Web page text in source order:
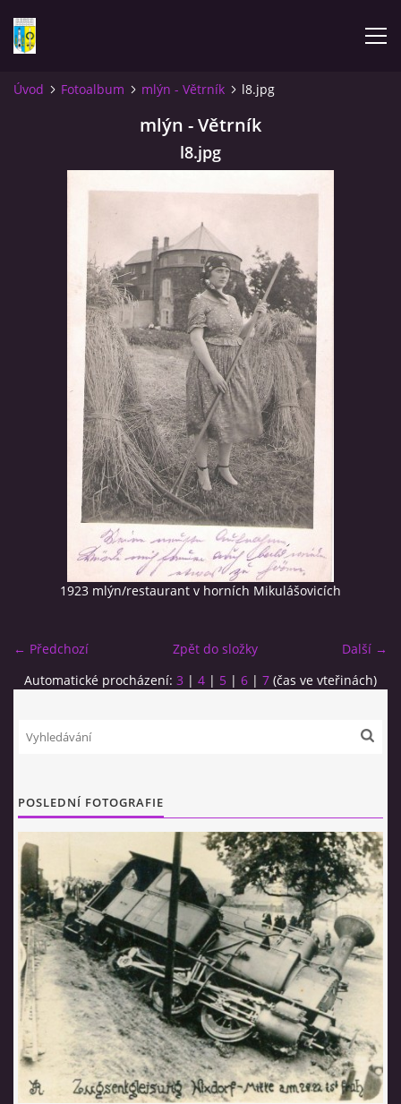
KOMENTÁŘE
KNIHA MIKULÁŠOVICE - NIXDORF
© 2026 eStránky.cz |RSS
Úvod Fotoalbum mlýn - Větrník l8.jpg
mlýn - Větrník
l8.jpg
1923 mlýn/restaurant v horních Mikulášovicích
← Předchozí Další →
Zpět do složky
Automatické procházení: 3 | 4 | 5 | 6 | 7 (čas ve vteřinách)
POSLEDNÍ FOTOGRAFIE